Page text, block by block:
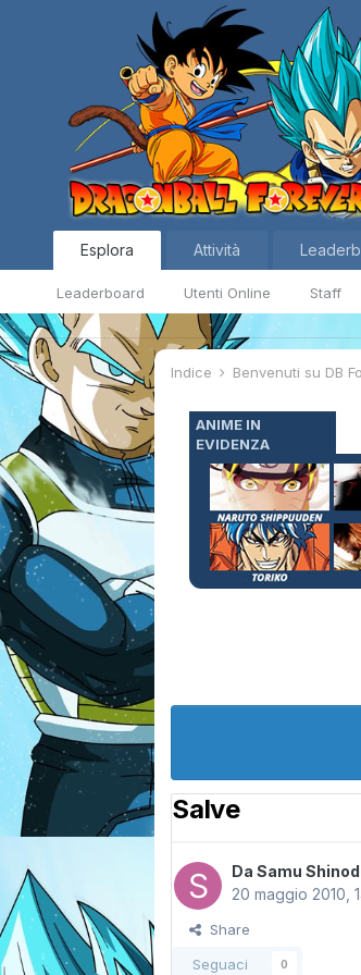
Esplora
Leaderboard Utenti Online Staff
Attività
Indice Benvenuti su DB
ANIME IN
EVIDENZA
Salve
DaSamu
20 maggio 2010,
Share
Seguaci
0